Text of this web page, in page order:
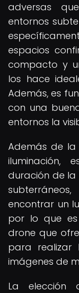
adversas
entornos
espacios
compacto y
los hace
Además, es
con una
entornos la
Además de
iluminación,
duración de la
encontrar un
por lo que
drone que
para realizar
imágenes de
La elección